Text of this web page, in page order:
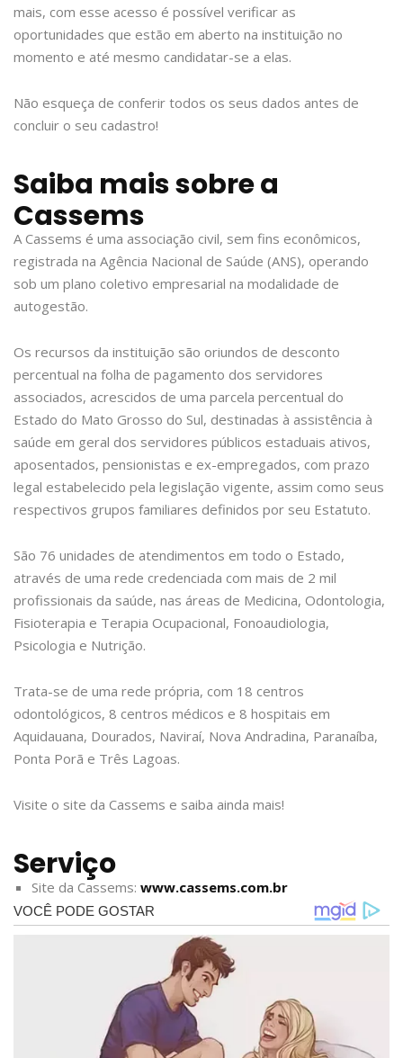
mais, com esse acesso é possível verificar as
oportunidades que estão em aberto na instituição no
momento e até mesmo candidatar-se a elas.
Não esqueça de conferir todos os seus dados antes de
concluir o seu cadastro!
Saiba mais sobre a
Cassems
A Cassems é uma associação civil, sem fins econômicos,
registrada na Agência Nacional de Saúde (ANS), operando
sob um plano coletivo empresarial na modalidade de
autogestão.
Os recursos da instituição são oriundos de desconto
percentual na folha de pagamento dos servidores
associados, acrescidos de uma parcela percentual do
Estado do Mato Grosso do Sul, destinadas à assistência à
saúde em geral dos servidores públicos estaduais ativos,
aposentados, pensionistas e ex-empregados, com prazo
legal estabelecido pela legislação vigente, assim como seus
respectivos grupos familiares definidos por seu Estatuto.
São 76 unidades de atendimentos em todo o Estado,
através de uma rede credenciada com mais de 2 mil
profissionais da saúde, nas áreas de Medicina, Odontologia,
Fisioterapia e Terapia Ocupacional, Fonoaudiologia,
Psicologia e Nutrição.
Trata-se de uma rede própria, com 18 centros
odontológicos, 8 centros médicos e 8 hospitais em
Aquidauana, Dourados, Naviraí, Nova Andradina, Paranaíba,
Ponta Porã e Três Lagoas.
Visite o site da Cassems e saiba ainda mais!
Serviço
Site da Cassems: www.cassems.com.br